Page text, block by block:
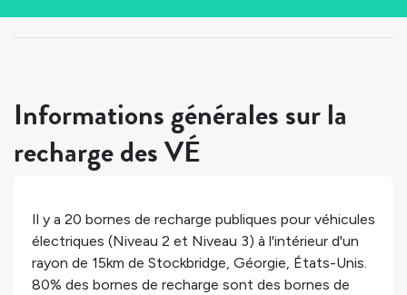
Informations générales sur la
recharge des VÉ
Il y a 20 bornes de recharge publiques pour véhicules
électriques (Niveau 2 et Niveau 3) à l'intérieur d'un
rayon de 15km de Stockbridge, Géorgie, États-Unis.
80% des bornes de recharge sont des bornes de